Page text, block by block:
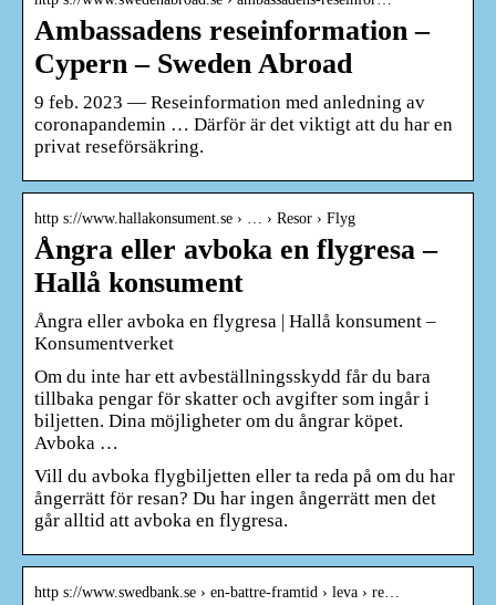
Ambassadens reseinformation –
Cypern – Sweden Abroad
9 feb. 2023 — Reseinformation med anledning av
coronapandemin … Därför är det viktigt att du har en
privat reseförsäkring.
http s://www.hallakonsument.se › … › Resor › Flyg
Ångra eller avboka en flygresa –
Hallå konsument
Ångra eller avboka en flygresa | Hallå konsument –
Konsumentverket
Om du inte har ett avbeställningsskydd får du bara
tillbaka pengar för skatter och avgifter som ingår i
biljetten. Dina möjligheter om du ångrar köpet.
Avboka …
Vill du avboka flygbiljetten eller ta reda på om du har
ångerrätt för resan? Du har ingen ångerrätt men det
går alltid att avboka en flygresa.
http s://www.swedbank.se › en-battre-framtid › leva › re…